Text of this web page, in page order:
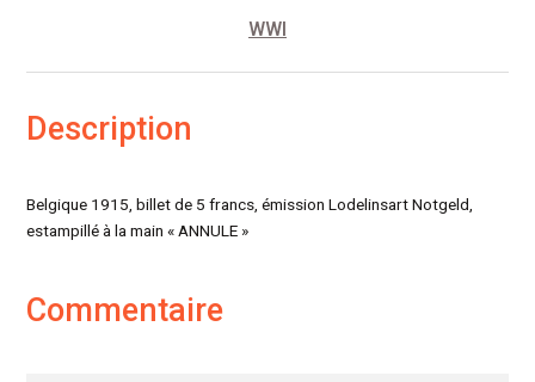
WWI
Description
Belgique 1915, billet de 5 francs, émission Lodelinsart Notgeld,
estampillé à la main « ANNULE »
Commentaire